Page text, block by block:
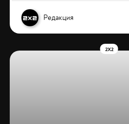
Редакция
2X2